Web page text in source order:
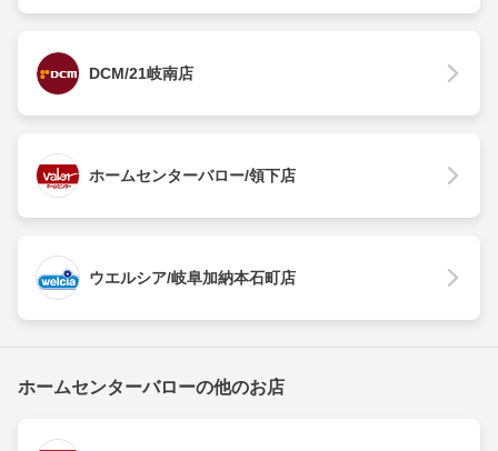
DCM/21岐南店
ホームセンターバロー/領下店
ウエルシア/岐阜加納本石町店
ホームセンターバローの他のお店